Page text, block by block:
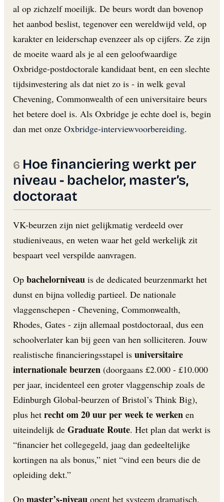
al op zichzelf moeilijk. De beurs wordt dan bovenop
het aanbod beslist, tegenover een wereldwijd veld, op
karakter en leiderschap evenzeer als op cijfers. Ze zijn
de moeite waard als je al een geloofwaardige
Oxbridge-postdoctorale kandidaat bent, en een slechte
tijdsinvestering als dat niet zo is - in welk geval
Chevening, Commonwealth of een universitaire beurs
het betere doel is. Als Oxbridge je echte doel is, begin
dan met onze Oxbridge-interviewvoorbereiding.
Hoe financiering werkt per
niveau - bachelor, master’s,
doctoraat
VK-beurzen zijn niet gelijkmatig verdeeld over
studieniveaus, en weten waar het geld werkelijk zit
bespaart veel verspilde aanvragen.
Op bachelorniveau is de dedicated beurzenmarkt het
dunst en bijna volledig partieel. De nationale
vlaggenschepen - Chevening, Commonwealth,
Rhodes, Gates - zijn allemaal postdoctoraal, dus een
schoolverlater kan bij geen van hen solliciteren. Jouw
realistische financieringsstapel is universitaire
internationale beurzen (doorgaans £2.000 - £10.000
per jaar, incidenteel een groter vlaggenschip zoals de
Edinburgh Global-beurzen of Bristol’s Think Big),
plus het recht om 20 uur per week te werken en
uiteindelijk de Graduate Route. Het plan dat werkt is
“financier het collegegeld, jaag dan gedeeltelijke
kortingen na als bonus,” niet “vind een beurs die de
opleiding dekt.”
Op master’s-niveau opent het systeem dramatisch.